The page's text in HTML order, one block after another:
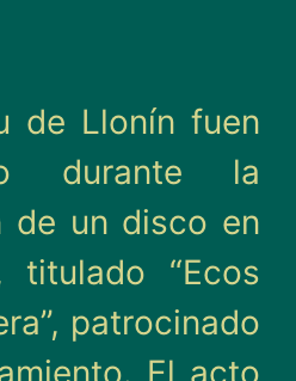
de Llonín fuen
durante la
de un disco en
titulado “Ecos
patrocinado
El acto